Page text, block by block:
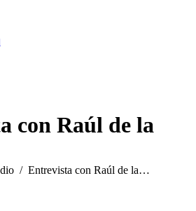
con Raúl de la
Entrevista con Raúl de la…